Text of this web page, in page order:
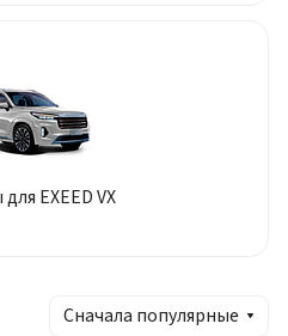
EXEED VX
Сначала популярные